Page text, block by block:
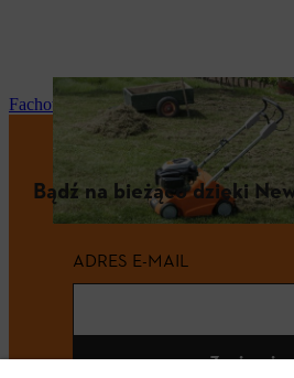
Fachowy serwis i naprawy
Bądź na bieżąco dzięki
ADRES E-MAIL
Zapisz się